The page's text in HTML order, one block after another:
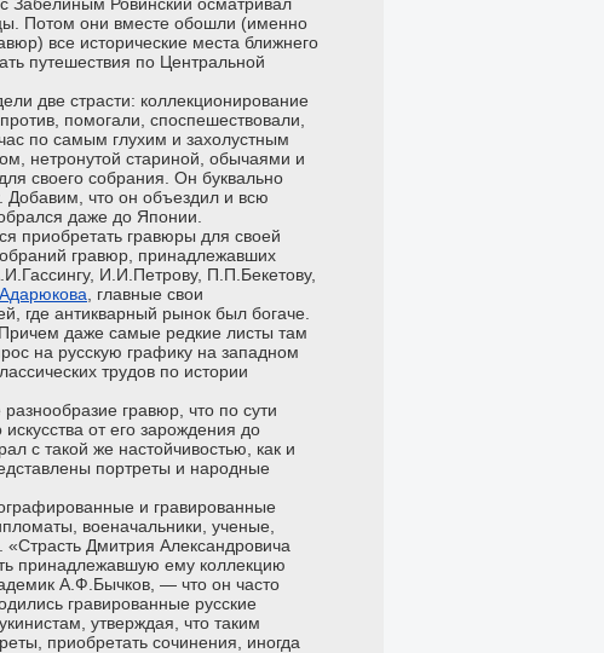
Потом они вместе обошли (именно
все исторические места ближнего
путешествия по Центральной
две страсти: коллекционирование
помогали, споспешествовали,
по самым глухим и захолустным
нетронутой стариной, обычаями и
своего собрания. Он буквально
Добавим, что он объездил и всю
даже до Японии.
приобретать гравюры для своей
гравюр, принадлежавших
И.И.Петрову, П.П.Бекетову,
, главные свои
где антикварный рынок был богаче.
даже самые редкие листы там
на русскую графику на западном
трудов по истории
гравюр, что по сути
от его зарождения до
с такой же настойчивостью, как и
портреты и народные
и гравированные
военачальники, ученые,
Дмитрия Александровича
принадлежавшую ему коллекцию
А.Ф.Бычков, — что он часто
гравированные русские
утверждая, что таким
приобретать сочинения, иногда